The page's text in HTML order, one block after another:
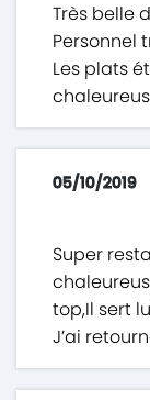
Très belle
Personnel
Les plats
05/10/2019
Super
top,Il sert
J’ai